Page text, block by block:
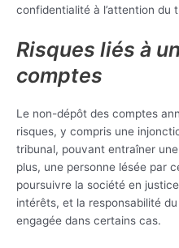
confidentialité à l’attention du
Risques liés à
comptes
Le non-dépôt des comptes
risques, y compris une
tribunal, pouvant entraîner
plus, une personne lésée par
poursuivre la société en
intérêts, et la responsabilité
engagée dans certains cas.